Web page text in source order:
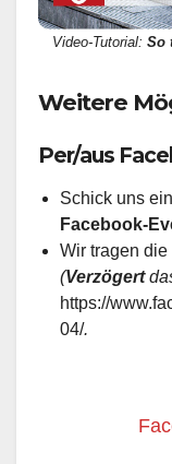
Video-Tutorial: So
Weitere
Per/aus
Schick uns
Facebook-
Wir tragen
(Verzögert
https://
04/.